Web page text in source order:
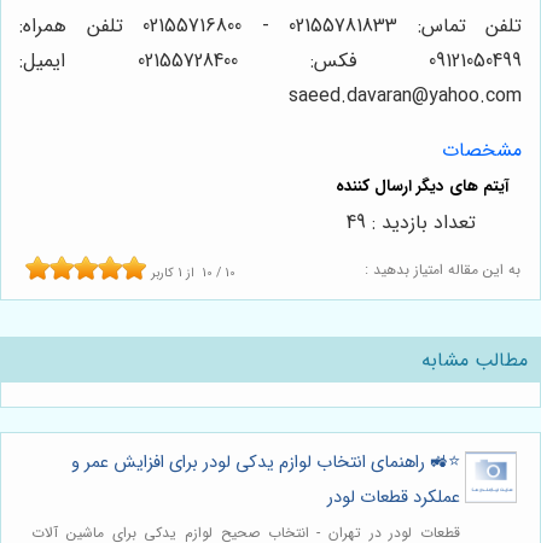
تلفن تماس: 02155781833 - 02155716800 تلفن همراه:
09121050499 فکس: 02155728400 ایمیل:
saeed.davaran@yahoo.com
مشخصات
به این مقاله امتیاز بدهید : 10 / 10 از 1 کاربر
تعداد بازدید : 49
مطالب مشابه
⭐️🚜 راهنمای انتخاب لوازم یدکی لودر برای افزایش عمر و
عملکرد قطعات لودر
قطعات لودر در تهران - انتخاب صحیح لوازم یدکی برای ماشین آلات